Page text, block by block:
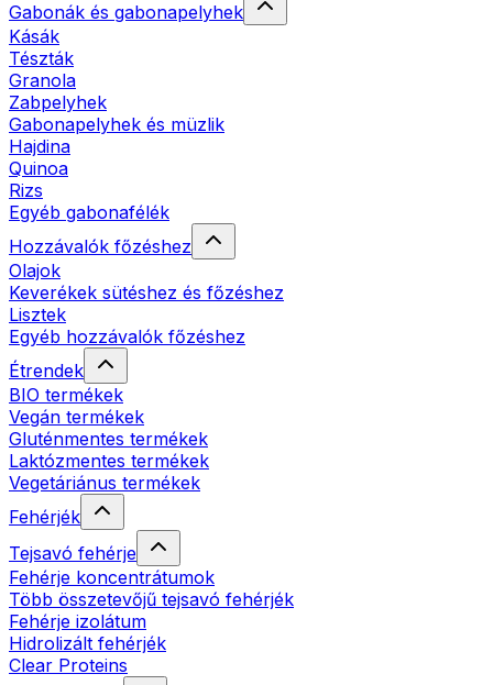
Gabonák és gabonapelyhek
Kásák
Tészták
Granola
Zabpelyhek
Gabonapelyhek és müzlik
Hajdina
Quinoa
Rizs
Egyéb gabonafélék
Hozzávalók főzéshez
Olajok
Keverékek sütéshez és főzéshez
Lisztek
Egyéb hozzávalók főzéshez
Étrendek
BIO termékek
Vegán termékek
Gluténmentes termékek
Laktózmentes termékek
Vegetáriánus termékek
Fehérjék
Tejsavó fehérje
Fehérje koncentrátumok
Több összetevőjű tejsavó fehérjék
Fehérje izolátum
Hidrolizált fehérjék
Clear Proteins